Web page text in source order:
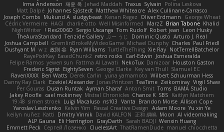
Polina Leskova
Sylvain
Traxus
Jehad Maddah
재윤 옥
Irma Andersson
Alex Cullinane-Carrasco
Matthew Whiteacre
Johannes Sjöstedt
Matt Dalpé
George Wheat
Oliver Erdmann
Kenan Regez
sludgybeast
Mukund A
Joseph Combs
Khalid
Brian Tabone
MarzZ
Well Misinformed
charlie otto
HAGI
Cédric Vermeirre
Leon Husky
Robert jean
Tom Rudolf
Sergio Uscanga
Flex2006D !
NightWriter
Arturo J. Real
Dominic Qusto
ぶー うじ
Tenzide Gallery
TheAuraStandard
Paul Friedl
Charles
Michael Dunphy
GremlinBrokeMyVideoGame
Joshua Campbell
NotTerrellBatchelor
Xie Ray
TurtleTheThing
Ryan Williams
政則 谷
w z
Dushyant M
Joshua Esmeralda
Carl-Edwin
retro rocks
EasedChunk2
RayePixlrKay
Houston Gaston
Danizoar
NekoTux
Fattma Al Lawati
yewen sun
Felipe Ramos
Slamuel EC
Key van Thull
George Clarke
EightySeven
Frederic Sigrist
Wilbert Schuurman Hess
yuna yamamoto
Derek Carlin
Ben Watts
RavenXXXX
Virgil Shaw
Zeikomiray
TeaTime
Jonas Printzen
Ezekiel Alexander
Danny Ray Clark
BAMA Studio
Toms
Anton Smit
Ayman Sharaf
Dusan Runtak
Per Gouras
Kaitlyn Matchem
SBS
Chance K
Mistral Chronicles
cael mckinney
Jakey Floofle
Allison Cope
Brandon Morse
Vanta
ns103
Luigi Macaluso
simen stroek
19:48
Yu xin Ye
Adam Moore
Pascal Creative Design
Kelvin Yim
Yaroslav Leschenko
AI videomaking
Moon
正和 綱嶋
David KALFON
Dmitry Vinnik
Katti
keilyn nuñez
Wenxin Huang
Sarah BADJI
GrayDarth
Eli Herrington
ALP Gauna
manuel chiocchetta
ThatRamenDude
CluelessArt
Cергей Лозенко
Emmett Peck